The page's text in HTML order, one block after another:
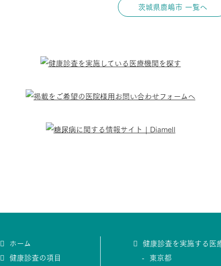
茨城県鹿嶋市 一覧へ
ホーム
健康診査の項目
健康診査を実施する医
東京都